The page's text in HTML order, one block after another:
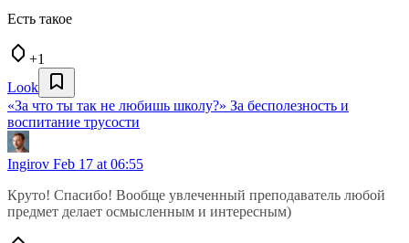
Есть такое
+1
Look
«За что ты так не любишь школу?» За бесполезность и
воспитание трусости
Ingirov Feb 17 at 06:55
Круто! Спасибо! Вообще увлеченный преподаватель любой
предмет делает осмысленным и интересным)